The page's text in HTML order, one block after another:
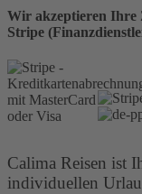
Wir akzeptieren Ihre
Stripe
Calima Reisen ist
individuellen